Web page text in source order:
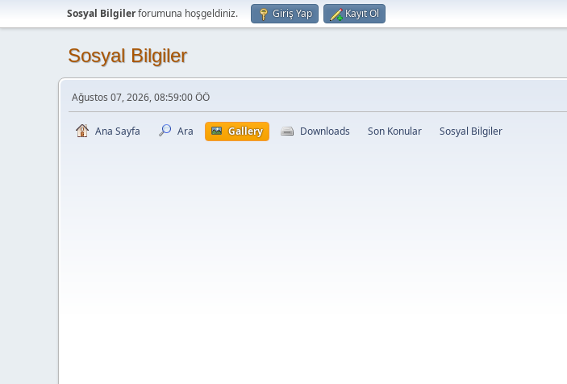
Sosyal Bilgilerforumuna hoşgeldiniz. Giriş Yap Kayıt Ol
Sosyal Bilgiler
Ağustos 07, 2026, 08:59:00 ÖÖ
Ana Sayfa Ara Gallery Downloads Son Konular Sosyal Bilgiler